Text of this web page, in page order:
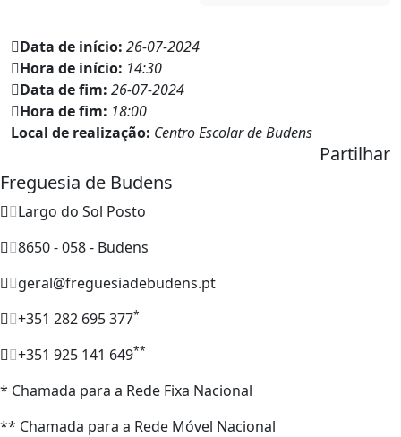
Data de início: 26-07-2024
Hora de início: 14:30
Data de fim: 26-07-2024
Hora de fim: 18:00
Local de realização: Centro Escolar de Budens
Partilhar
Freguesia de Budens
Largo do Sol Posto
8650 - 058 - Budens
geral@freguesiadebudens.pt
+351 282 695 377*
+351 925 141 649**
* Chamada para a Rede Fixa Nacional
** Chamada para a Rede Móvel Nacional